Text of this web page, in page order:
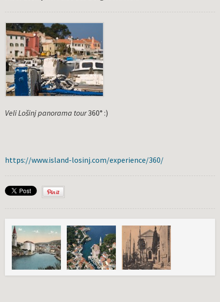
Veli Lošinj panorama tour360° :)
https://www.island-losinj.com/experience/360/